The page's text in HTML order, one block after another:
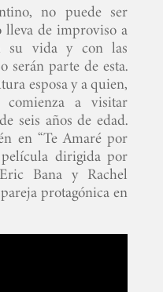
no puede ser
de improviso a
su vida y con las
serán parte de esta.
esposa y a quien,
a visitar
seis años de edad.
en “Te Amaré por
película dirigida por
Bana y Rachel
protagónica en